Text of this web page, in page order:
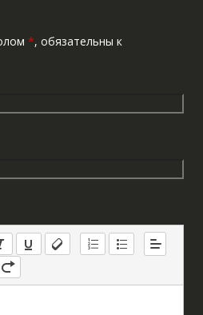
*, обязательны к